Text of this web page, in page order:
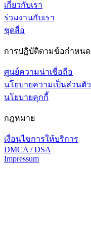
เกี่ยวกับเรา
ร่วมงานกับเรา
ชุดสื่อ
การปฏิบัติตามข้อกำหนด
ศูนย์ความน่าเชื่อถือ
นโยบายความเป็นส่วนตัว
นโยบายคุกกี้
กฎหมาย
เงื่อนไขการให้บริการ
DMCA / DSA
Impressum